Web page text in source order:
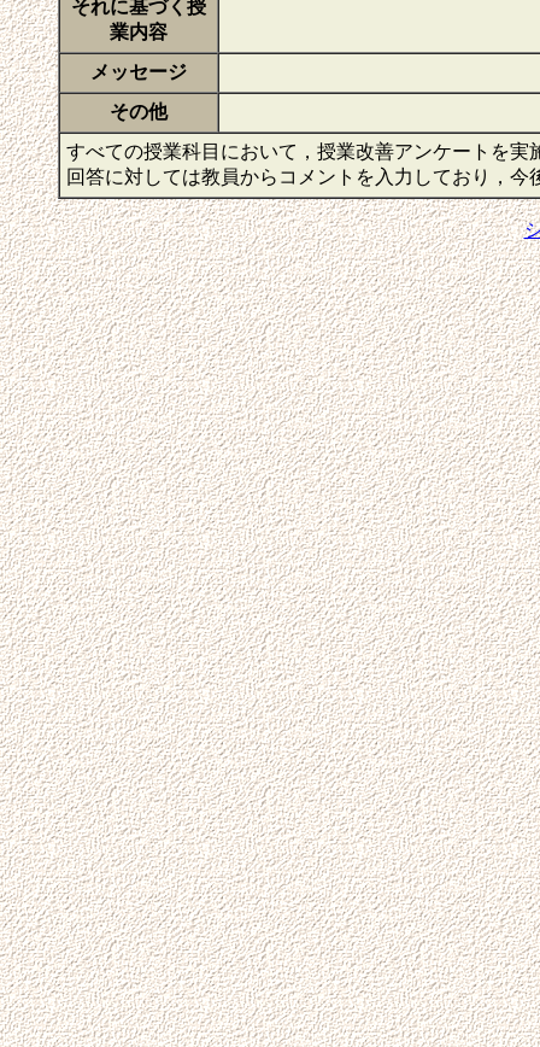
それに基づく授
業内容
メッセージ
その他
すべての授業科目において，授業改善アンケートを
回答に対しては教員からコメントを入力しており，